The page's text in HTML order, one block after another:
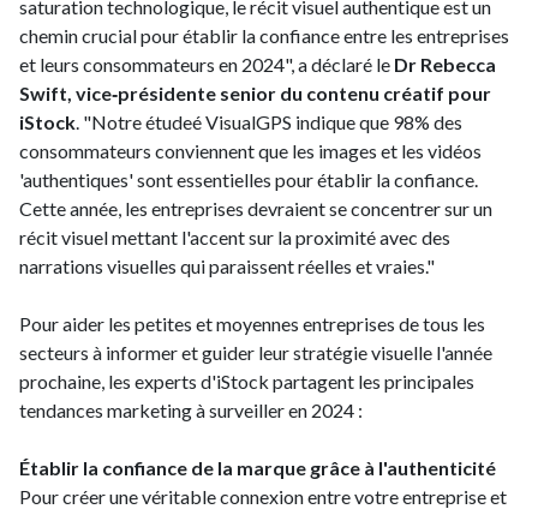
saturation technologique, le récit visuel authentique est un
chemin crucial pour établir la confiance entre les entreprises
et leurs consommateurs en 2024", a déclaré le Dr Rebecca
Swift, vice‑présidente senior du contenu créatif pour
iStock . "Notre étudeé VisualGPS indique que 98% des
consommateurs conviennent que les images et les vidéos
'authentiques' sont essentielles pour établir la confiance.
Cette année, les entreprises devraient se concentrer sur un
récit visuel mettant l'accent sur la proximité avec des
narrations visuelles qui paraissent réelles et vraies."
Pour aider les petites et moyennes entreprises de tous les
secteurs à informer et guider leur stratégie visuelle l'année
prochaine, les experts d'iStock partagent les principales
tendances marketing à surveiller en 2024 :
Établir la confiance de la marque grâce à l'authenticité
Pour créer une véritable connexion entre votre entreprise et